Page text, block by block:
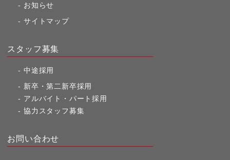
お知らせ
サイトマップ
スタッフ募集
中途採用
新卒・第二新卒採用
アルバイト・パート採用
協力スタッフ募集
お問い合わせ